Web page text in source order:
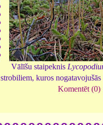
Vālīšu staipeknis
strobiliem, kuros
Komentēt (0)